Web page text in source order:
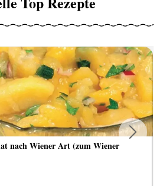
nach Wiener Art (zum Wiener